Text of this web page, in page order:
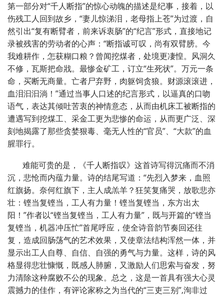
第一部分对“千人断指”的惊心动魄的描述是纪事，接着，以
伤残工人回到故乡，“妻儿惊涕泪，老母指上苍”为过渡，自
然引出“复有断臂者，前来诉衷肠”的“纪言”形式，直接地记
录被残害的劳动者的心声：“断指诚可叹，尚有双臂膀。今
我难耕作，怎获糊口粮？曾闻挖煤者，处境更凄惶。风洞久
不修，瓦斯把命戕。最惨金矿工，订立“生死状”。万元一条
命，买断无商量。亡者尸弃野，肉躯饲贪狼。财源滚滚进，
血泪汩汩淌！”通过当事人口述的纪言形式，以逼真的口吻
语气，表达其倾吐苦衷的神情意态，从而由机床工被断指的
遭遇写到挖煤工、采金工更为悲惨的命运，从而更广泛、深
刻地揭露了那些贪婪狠毒、毫无人性的“官员”、“大款”的血
腥罪行。
难能可贵的是，《千人断指叹》这首诗写得沉痛而不消
沉，悲怆而内蕴力量。诗的结尾写道：“先烈入梦来，血照
红旗扬。奈何红旗下，主人成羔羊？狂笑复痛哭，放歌悲亦
壮：铿当复铿当，工人有力量！铿当复铿当，东方出太
阳！”作者以“铿当复铿当，工人有力量”，既与开篇的“铿当
复铿当，机器冲压忙”首尾呼应，使全诗音韵节奏回还往
复，造成回肠荡气的艺术效果，又使章法结构浑然一体，并
显示出工人自尊、自信、自强的勇气与力量。这样，诗的风
格显得悲壮慷慨，既感人肺腑，又激励人们思索与奋发，努
力清除这种腐败不公的现象。总之，这是一首具有强大心灵
震撼力的佳作，有评论家称之为当代的“三吏三别”,洵非过